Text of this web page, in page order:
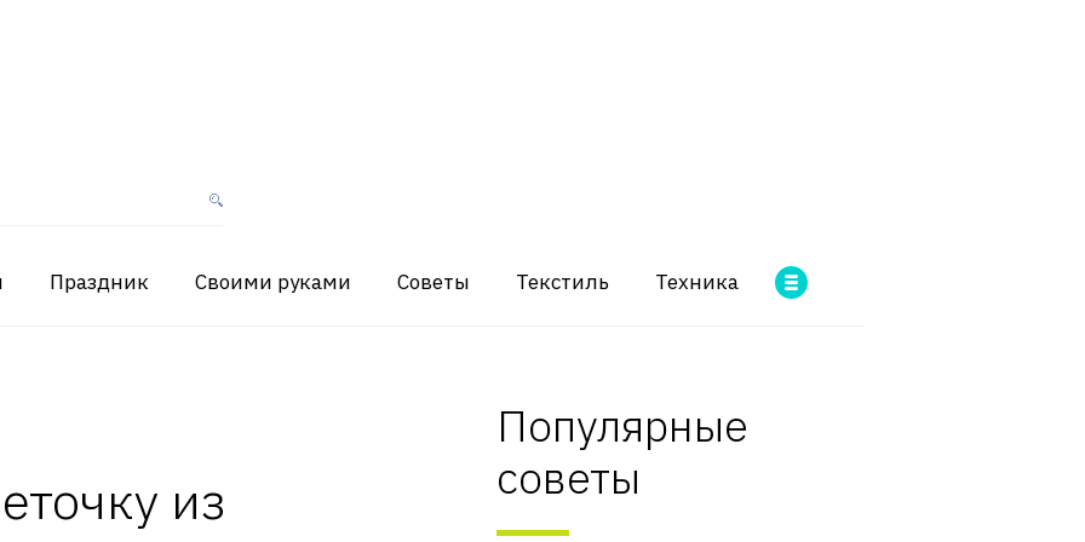
Праздник Своими руками Советы Текстиль Техника
из
Популярные
советы